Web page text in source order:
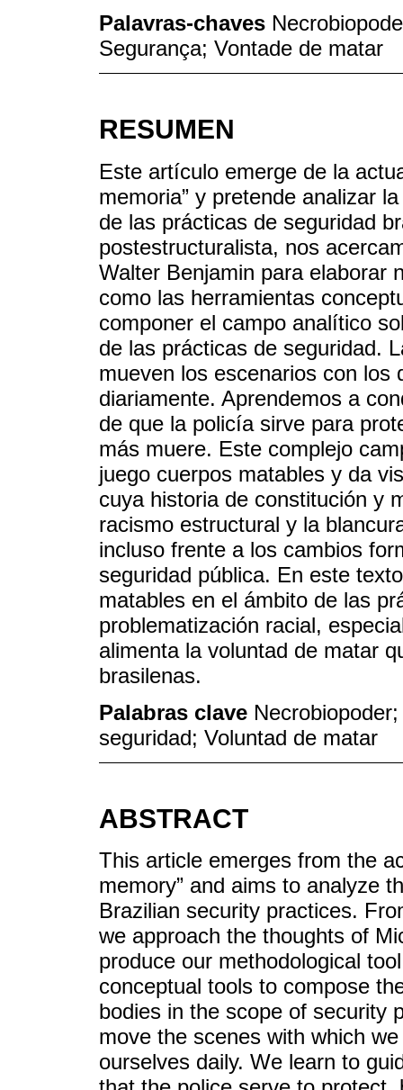
Palavras-chaves
Segurança; Vontade de matar
RESUMEN
Este artículo emerge de la
memoria” y pretende analizar
de las prácticas de seguridad
postestructuralista, nos
Walter Benjamin para elaborar
como las herramientas
componer el campo analítico
de las prácticas de seguridad.
mueven los escenarios con los
diariamente. Aprendemos a
de que la policía sirve para
más muere. Este complejo
juego cuerpos matables y da
cuya historia de constitución y
racismo estructural y la
incluso frente a los cambios
seguridad pública. En este
matables en el ámbito de las
problematización racial,
alimenta la voluntad de matar
brasilenas.
Palabras clave
seguridad; Voluntad de matar
ABSTRACT
This article emerges from the
memory” and aims to analyze
Brazilian security practices.
we approach the thoughts of
produce our methodological
conceptual tools to compose
bodies in the scope of security
move the scenes with which
ourselves daily. We learn to